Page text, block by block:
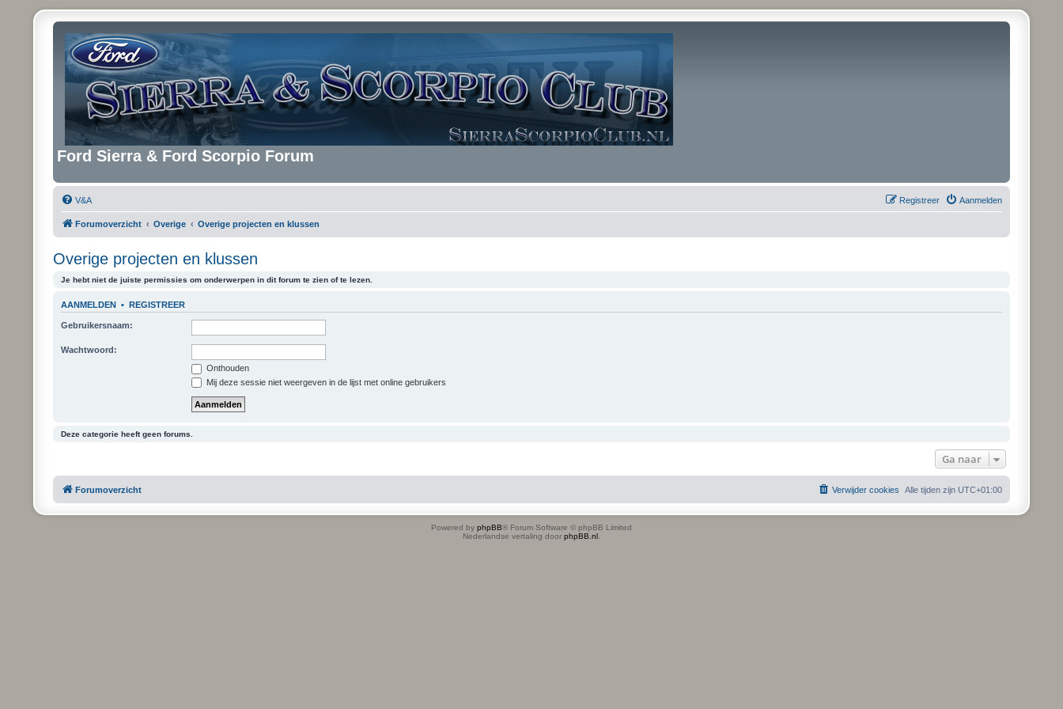
Ford Sierra & Ford Scorpio Forum
V&A Aanmelden
Registreer
Forumoverzicht Overige Overige projecten en klussen
Overige projecten en klussen
Je hebt niet de juiste permissies om onderwerpen in dit forum te zien of te lezen.
AANMELDEN •REGISTREER
Gebruikersnaam:
Wachtwoord:
Onthouden
Mij deze sessie niet weergeven in de lijst met online gebruikers
Deze categorie heeft geen forums.
Ga naar
Forumoverzicht Alle tijden zijn UTC+01:00
Verwijder cookies
Powered by phpBB® Forum Software © phpBB Limited
Nederlandse vertaling door phpBB.nl.